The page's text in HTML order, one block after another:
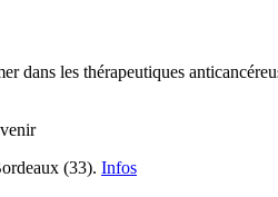
dans les thérapeutiques
(33). Infos